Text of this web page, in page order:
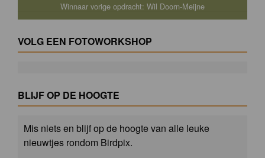
Winnaar vorige opdracht: Wil Doorn-Meijne
VOLG EEN FOTOWORKSHOP
BLIJF OP DE HOOGTE
Mis niets en blijf op de hoogte van alle leuke
nieuwtjes rondom Birdpix.